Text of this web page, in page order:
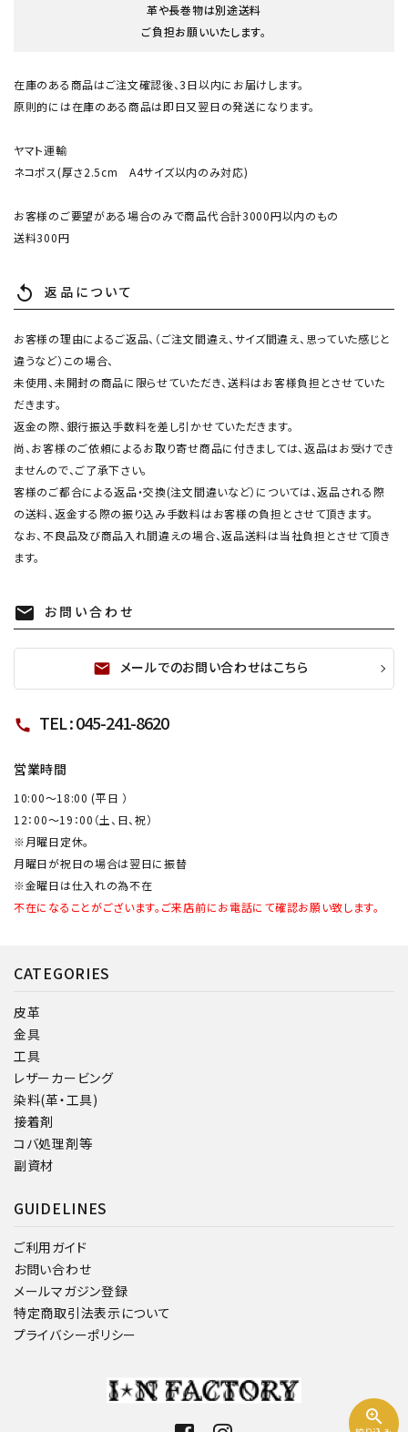
zoom_in
革や長巻物は別途送料
ご負担お願いいたします。
在庫のある商品はご注文確認後、3日以内にお届けします。
原則的には在庫のある商品は即日又翌日の発送になります。
ヤマト運輸
ネコポス(厚さ2.5cm A4サイズ以内のみ対応)
お客様のご要望がある場合のみで商品代合計3000円以内のもの
送料300円
replay 返品について
お客様の理由によるご返品、（ご注文間違え、サイズ間違え、思っていた感じと
違うなど）この場合、
未使用、未開封の商品に限らせていただき、送料はお客様負担とさせていた
だきます。
返金の際、銀行振込手数料を差し引かせていただきます。
尚、お客様のご依頼によるお取り寄せ商品に付きましては、返品はお受けでき
ませんので、ご了承下さい。
客様のご都合による返品・交換(注文間違いなど）については、返品される際
の送料、返金する際の振り込み手数料はお客様の負担とさせて頂きます。
なお、不良品及び商品入れ間違えの場合、返品送料は当社負担とさせて頂き
ます。
mail お問い合わせ
mail メールでのお問い合わせはこちら
call TEL : 045-241-8620
営業時間
10:00～18:00 (平日 ）
12：00～19：00（土、日、祝）
※月曜日定休。
月曜日が祝日の場合は翌日に振替
※金曜日は仕入れの為不在
不在になることがございます。ご来店前にお電話にて確認お願い致します。
CATEGORIES
皮革
金具
工具
レザーカービング
染料(革・工具)
接着剤
コバ処理剤等
副資材
GUIDELINES
ご利用ガイド
お問い合わせ
メールマガジン登録
特定商取引法表示について
プライバシーポリシー